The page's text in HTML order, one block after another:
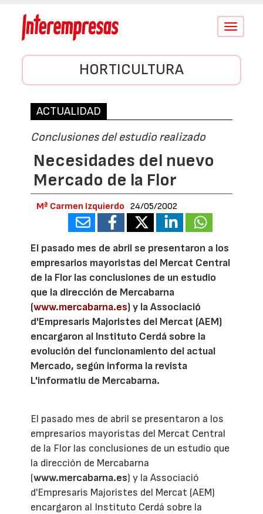
Conmutar
HORTICULTURA
ACTUALIDAD
Conclusiones del estudio realizado
Necesidades del nuevo
Mercado de la Flor
Mª Carmen Izquierdo 24/05/2002
El pasado mes de abril se presentaron a los
empresarios mayoristas del Mercat Central
de la Flor las conclusiones de un estudio
que la dirección de Mercabarna
(www.mercabarna.es) y la Associació
d'Empresaris Majoristes del Mercat (AEM)
encargaron al Instituto Cerdá sobre la
evolución del funcionamiento del actual
Mercado, según informa la revista
L'informatiu de Mercabarna.
El pasado mes de abril se presentaron a los
empresarios mayoristas del Mercat Central
de la Flor las conclusiones de un estudio que
la dirección de Mercabarna
(www.mercabarna.es) y la Associació
d'Empresaris Majoristes del Mercat (AEM)
encargaron al Instituto Cerdá sobre la